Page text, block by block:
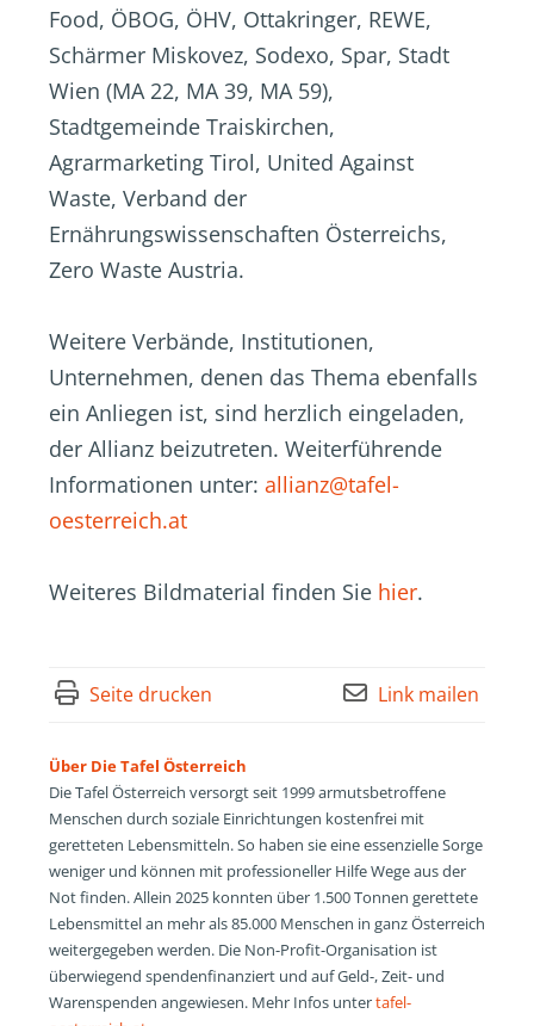
Food, ÖBOG, ÖHV, Ottakringer, REWE,
Schärmer Miskovez, Sodexo, Spar, Stadt
Wien (MA 22, MA 39, MA 59),
Stadtgemeinde Traiskirchen,
Agrarmarketing Tirol, United Against
Waste, Verband der
Ernährungswissenschaften Österreichs,
Zero Waste Austria.
Weitere Verbände, Institutionen,
Unternehmen, denen das Thema ebenfalls
ein Anliegen ist, sind herzlich eingeladen,
der Allianz beizutreten. Weiterführende
Informationen unter: allianz@tafel-
oesterreich.at
Weiteres Bildmaterial finden Sie hier.
Seite drucken Link mailen
Über Die Tafel Österreich
Die Tafel Österreich versorgt seit 1999 armutsbetroffene
Menschen durch soziale Einrichtungen kostenfrei mit
geretteten Lebensmitteln. So haben sie eine essenzielle Sorge
weniger und können mit professioneller Hilfe Wege aus der
Not finden. Allein 2025 konnten über 1.500 Tonnen gerettete
Lebensmittel an mehr als 85.000 Menschen in ganz Österreich
weitergegeben werden. Die Non-Profit-Organisation ist
überwiegend spendenfinanziert und auf Geld-, Zeit- und
Warenspenden angewiesen. Mehr Infos untertafel-